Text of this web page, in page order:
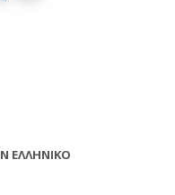
ΕΛΛΗΝΙΚΌ